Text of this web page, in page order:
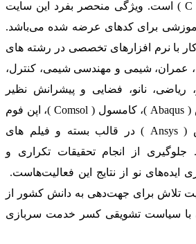
میپل ( Maple ) یا سی ( C ) است. ویژگی منحصر بفرد این سایت
برای کدهای عرضه شده می‌باشد.
کار با نرم افزارهای تخصصی در رشته های
عمران، شیمی و مهندسی شیمی، کنترل،
ریاضی، نانو، فضایی و پیشرانش نظیر
فلوئنت (Fluent)، اباکوس ( Abaqus )، کامسول ( Comsol )، اپن فوم
(OpenFoam ) و انسیس ( Ansys ) در قالب بسته‌ و فیلم های
جلوگیری از انجام تحقیقات تکراری و
ایده‌های نو از نتایج این فعالیت‌هاست.
تلاش برای جهت‌دهی به دانش کشور از
با سیاست تشویقی کسر خدمت سربازی